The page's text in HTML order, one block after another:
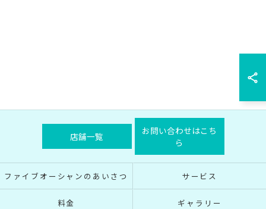
店舗一覧
お問い合わせはこち
ら
ファイブオーシャンのあいさつ サービス
料金 ギャラリー